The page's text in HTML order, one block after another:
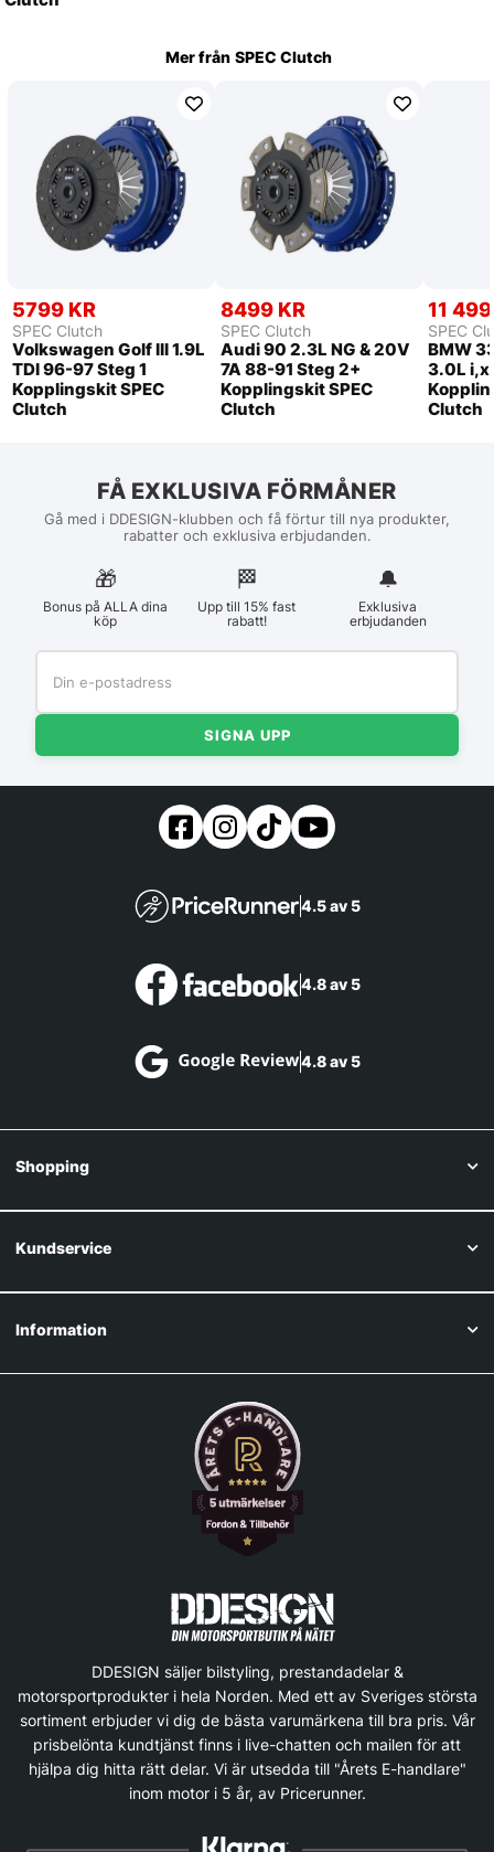
Mer från SPEC Clutch
5799 KR
SPEC Clutch
Volkswagen Golf III 1.9L
TDI 96-97 Steg 1
Kopplingskit SPEC
Clutch
8499 KR
SPEC Clutch
Audi 90 2.3L NG & 20V
7A 88-91 Steg 2+
Kopplingskit SPEC
Clutch
11
SPEC
BMW
3.0L
Clutch
FÅ EXKLUSIVA FÖRMÅNER
Gå med i DDESIGN-klubben och få förtur till nya produkter,
rabatter och exklusiva erbjudanden.
🎁
Bonus på ALLA dina
köp
🏁︎
Upp till 15% fast
rabatt!
🔔
Exklusiva
erbjudanden
SIGNA UPP
4.5 av 5
4.8 av 5
4.8 av 5
Shopping
Kundservice
Information
DDESIGN säljer bilstyling, prestandadelar &
motorsportprodukter i hela Norden. Med ett av Sveriges största
sortiment erbjuder vi dig de bästa varumärkena till bra pris. Vår
prisbelönta kundtjänst finns i live-chatten och mailen för att
hjälpa dig hitta rätt delar. Vi är utsedda till "Årets E-handlare"
inom motor i 5 år, av Pricerunner.